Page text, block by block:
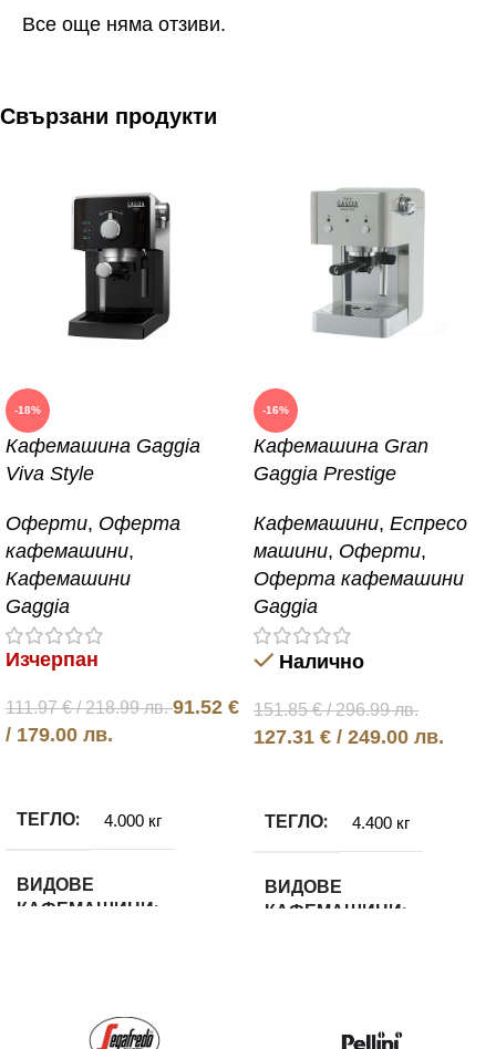
Все още няма отзиви.
Свързани продукти
-18%
Кафемашина Gaggia
Viva Style
Оферти, Оферта
кафемашини,
Кафемашини
Gaggia
Изчерпан
111.97€/ 218.99 лв.91.52 €
/ 179.00 лв.
ТЕГЛО 4.000 кг
ВИДОВЕ
КАФЕМАШИНИ
-16%
Кафемашина Gran
Gaggia Prestige
Кафемашини, Еспресо
машини, Оферти,
Оферта кафемашини
Gaggia
Налично
151.85€/ 296.99 лв.
127.31 € / 249.00 лв.
ТЕГЛО 4.400 кг
ВИДОВЕ
КАФЕМАШИНИ